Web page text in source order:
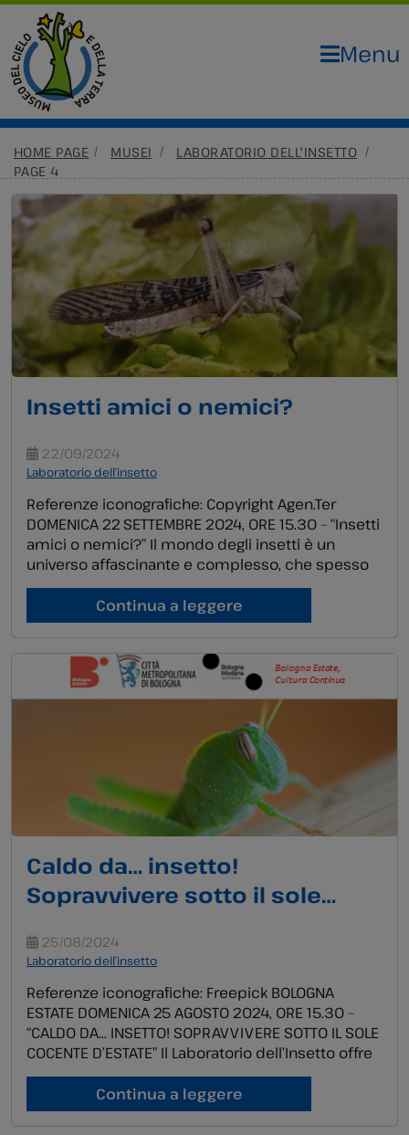
Menu
HOME PAGE MUSEI
LABORATORIO DELL'INSETTO
PAGE 4
Insetti amici o nemici?
22/09/2024
Laboratorio dell’insetto
Referenze iconografiche: Copyright Agen.Ter
DOMENICA 22 SETTEMBRE 2024, ORE 15.30 – “Insetti
amici o nemici?” Il mondo degli insetti è un
universo affascinante e complesso, che spesso
passa inosservato ai nostri occhi. Gli insetti infatti
giocano un ruolo cruciale negli ecosistemi: sono
impollinatori, decompositori e parte
laboratorio permetterà di osservare […]
Continua a leggere
Caldo da… insetto!
Sopravvivere sotto il sole
25/08/2024
Laboratorio dell’insetto
Referenze iconografiche: Freepick BOLOGNA
ESTATE DOMENICA 25 AGOSTO 2024, ORE 15.30 –
“CALDO DA… INSETTO! SOPRAVVIVERE SOTTO IL SOLE
COCENTE D’ESTATE” Il Laboratorio dell’Insetto offre
un pomeriggio affascinante nel mondo degli
insetti, per scoprire la loro resilienza e la loro
capacità di adattamento; questi piccoli ma
Continua a leggere